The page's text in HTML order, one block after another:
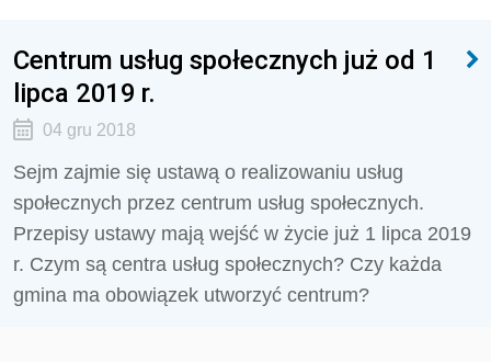
Centrum usług społecznych już od 1
lipca 2019 r.
04 gru 2018
Sejm zajmie się ustawą o realizowaniu usług
społecznych przez centrum usług społecznych.
Przepisy ustawy mają wejść w życie już 1 lipca 2019
r. Czym są centra usług społecznych? Czy każda
gmina ma obowiązek utworzyć centrum?